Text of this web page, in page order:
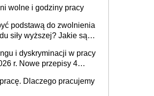
wolne i godziny pracy
podstawą do zwolnienia
siły wyższej? Jakie są
i dyskryminacji w pracy
r. Nowe przepisy 4
Dlaczego pracujemy